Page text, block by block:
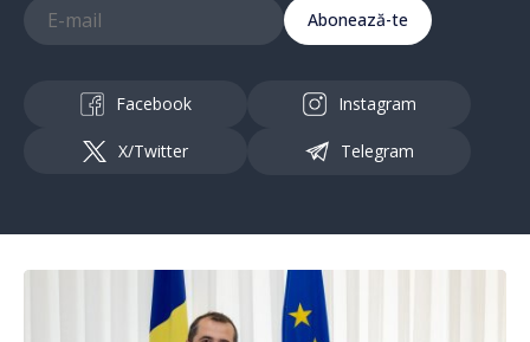
Abonează-te
Facebook Instagram
X/Twitter Telegram